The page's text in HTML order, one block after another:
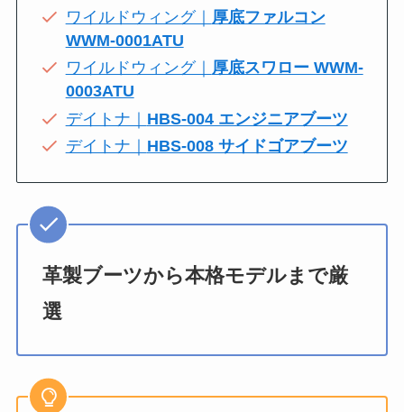
ワイルドウィング｜ 厚底ファルコン
WWM-0001ATU
ワイルドウィング｜ 厚底スワロー WWM-
0003ATU
デイトナ｜ HBS-004 エンジニアブーツ
デイトナ｜ HBS-008 サイドゴアブーツ
革製ブーツから本格モデルまで厳
選